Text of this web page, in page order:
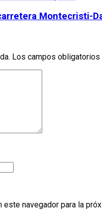
Montecristi-
Los campos obligatorios
navegador para la